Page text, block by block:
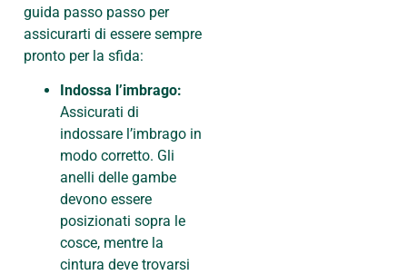
guida passo passo per
assicurarti di essere sempre
pronto per la sfida:
Indossa l’imbrago:
Assicurati di
indossare l’imbrago in
modo corretto. Gli
anelli delle gambe
devono essere
posizionati sopra le
cosce, mentre la
cintura deve trovarsi